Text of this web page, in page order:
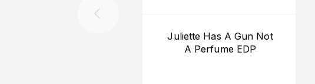
Juliette Has A Gun Not
A Perfume EDP